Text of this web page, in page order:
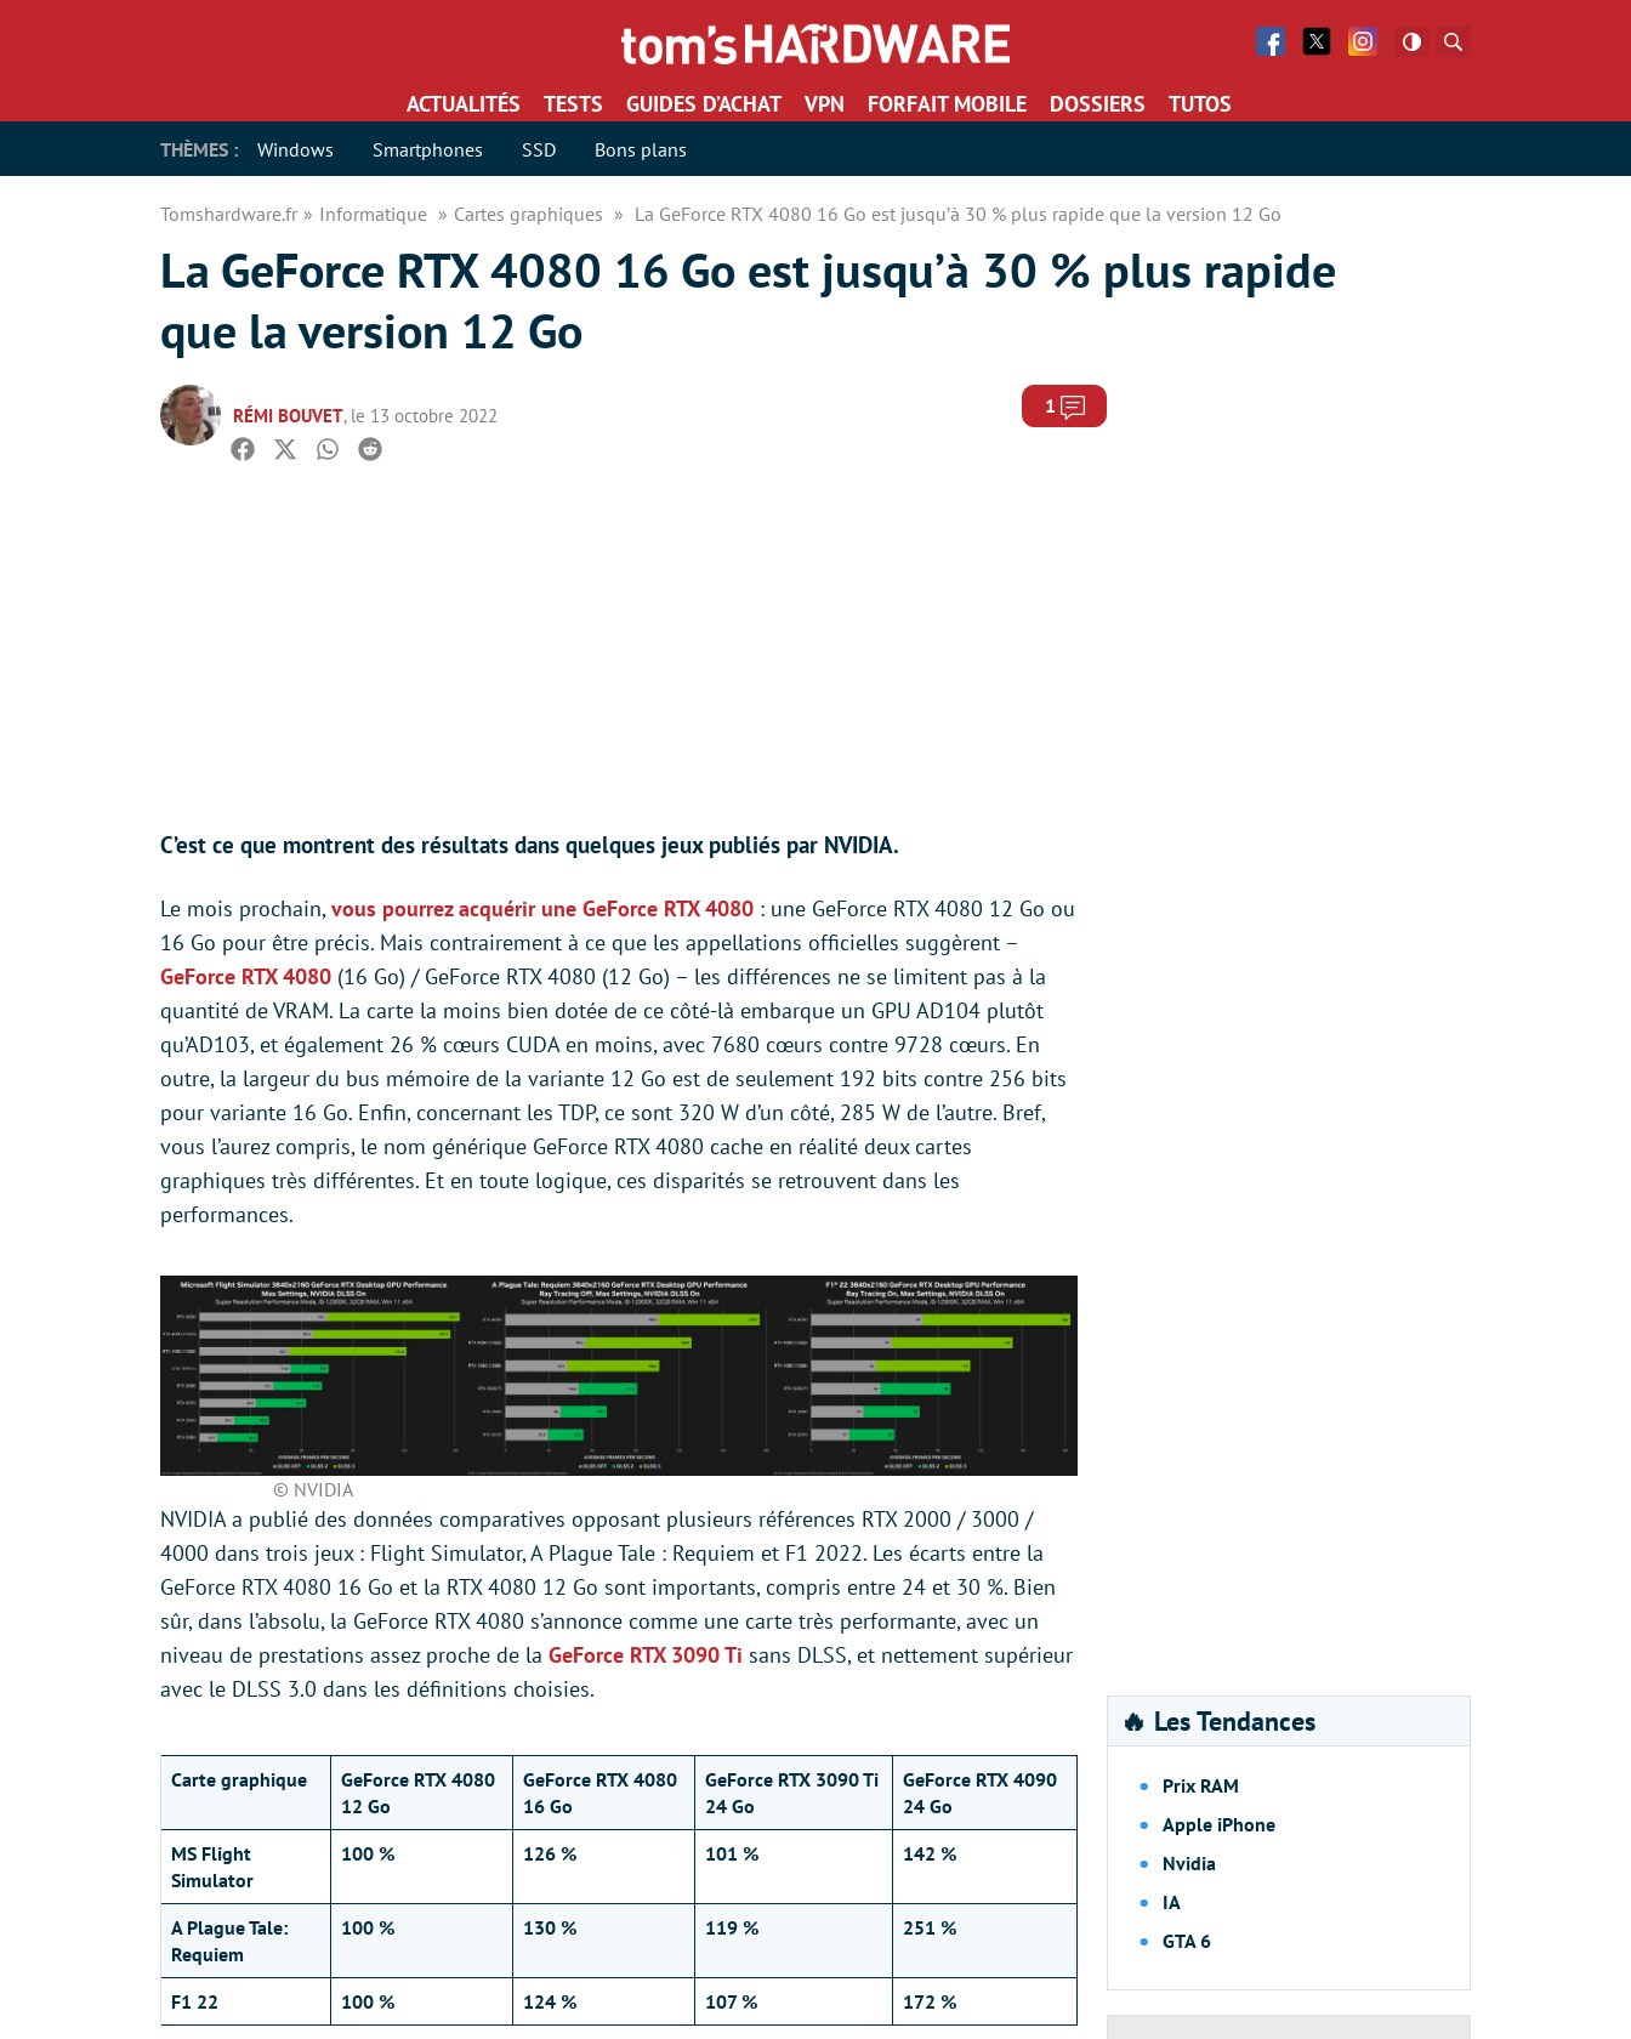
Facebook
Twitter Facebook
ACTUALITÉS TESTS GUIDES D’ACHAT VPN FORFAIT MOBILE DOSSIERS TUTOS
THÈMES : Windows Smartphones SSD Bons plans
Tomshardware.fr Informatique Cartes graphiques La GeForce RTX 4080 16 Go est jusqu’à 30 % plus rapide que la version 12 Go
La GeForce RTX 4080 16 Go est jusqu’à 30 % plus rapide
que la version 12 Go
RÉMI BOUVET, le 13 octobre 2022 1 Commentaires
Facebook
TwitterWhatsapp
Reddit
C’est ce que montrent des résultats dans quelques jeux publiés par NVIDIA.
Le mois prochain,vous pourrez acquérir une GeForce RTX 4080 : une GeForce RTX 4080 12 Go ou
16 Go pour être précis. Mais contrairement à ce que les appellations officielles suggèrent –
GeForce RTX 4080 (16 Go) / GeForce RTX 4080 (12 Go) – les différences ne se limitent pas à la
quantité de VRAM. La carte la moins bien dotée de ce côté-là embarque un GPU AD104 plutôt
qu’AD103, et également 26 % cœurs CUDA en moins, avec 7680 cœurs contre 9728 cœurs. En
outre, la largeur du bus mémoire de la variante 12 Go est de seulement 192 bits contre 256 bits
pour variante 16 Go. Enfin, concernant les TDP, ce sont 320 W d’un côté, 285 W de l’autre. Bref,
vous l’aurez compris, le nom générique GeForce RTX 4080 cache en réalité deux cartes
graphiques très différentes. Et en toute logique, ces disparités se retrouvent dans les
performances.
© NVIDIA
NVIDIA a publié des données comparatives opposant plusieurs références RTX 2000 / 3000 /
4000 dans trois jeux : Flight Simulator, A Plague Tale : Requiem et F1 2022. Les écarts entre la
GeForce RTX 4080 16 Go et la RTX 4080 12 Go sont importants, compris entre 24 et 30 %. Bien
sûr, dans l’absolu, la GeForce RTX 4080 s’annonce comme une carte très performante, avec un
niveau de prestations assez proche de la GeForce RTX 3090 Ti sans DLSS, et nettement supérieur
avec le DLSS 3.0 dans les définitions choisies.
Carte graphique
GeForce RTX 4080
12 Go
GeForce RTX 4080
16 Go
GeForce RTX 3090 Ti
24 Go
GeForce RTX 4090
24 Go
MS Flight
Simulator
100 % 126 % 101 % 142 %
A Plague Tale:
Requiem
100 % 130 % 119 % 251 %
F1 22 100 % 124 % 107 % 172 %
🔥 Les Tendances
Prix RAM
Apple iPhone
Nvidia
IA
GTA 6